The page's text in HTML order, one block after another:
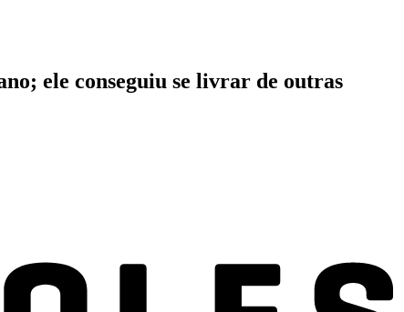
ele conseguiu se livrar de outras